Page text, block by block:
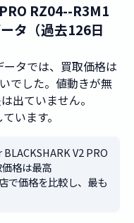
RZ04--R3M1
タ（過去126日
タでは、買取価格は
でした。値動きが無
出ていません。
ています。
V2 PRO
格は最高
で価格を比較し、最も